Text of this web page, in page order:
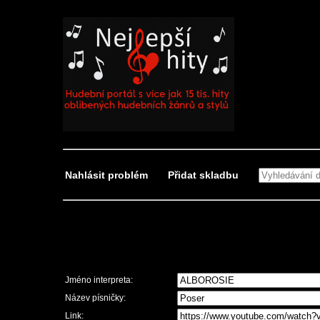
Nahlásit problém Přidat skladbu
Jméno interpreta:
Název písničky:
Link: